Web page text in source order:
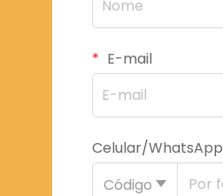
E-mail
Celular/WhatsApp
Código